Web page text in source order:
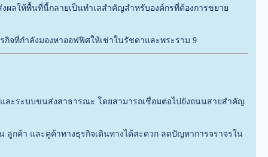
ผลให้พื้นที่นี้กลายเป็นทำเลสำคัญสำหรับองค์กรที่ต้องการขยาย
กิจที่กำลังมองหาออฟฟิศให้เช่าในรัชดาและพระราม 9
ละระบบขนส่งสาธารณะ โดยสามารถเชื่อมต่อไปยังถนนสายสำคัญ
ลูกค้า และคู่ค้าทางธุรกิจเดินทางได้สะดวก ลดปัญหาการจราจรใน